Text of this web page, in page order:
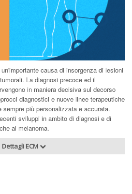
causa di insorgenza di lesioni
La diagnosi precoce ed il
in maniera decisiva sul decorso
diagnostici e nuove linee terapeutiche
sempre più personalizzata e accurata.
sviluppi in ambito di diagnosi e di
al melanoma.
Dettagli ECM